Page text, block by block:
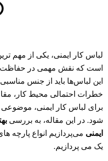
لباس کار ایمنی، یکی از مهم
است که نقش مهمی در حفاظت
این لباس‌ها باید از جنس مناسبی
خطرات احتمالی محیط کار،
برای لباس کار ایمنی،
شود. در این مقاله، به بررسی
ایمنی می‌پردازیم انواع پارچه‌
یک می ‌پردازیم.